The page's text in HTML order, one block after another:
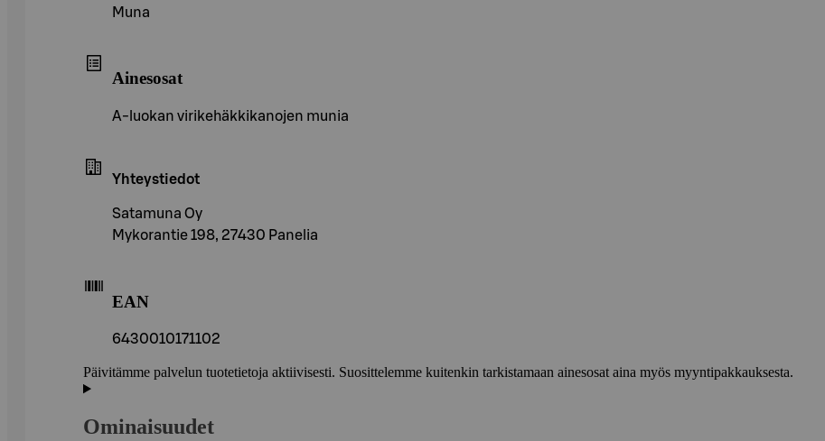
Muna
Ainesosat
A-luokan virikehäkkikanojen munia
Yhteystiedot
Satamuna Oy
Mykorantie 198, 27430 Panelia
EAN
6430010171102
Päivitämme palvelun tuotetietoja aktiivisesti. Suosittelemme kuitenkin tarkistamaan ainesosat aina myös myyntipakkauksesta.
Ominaisuudet